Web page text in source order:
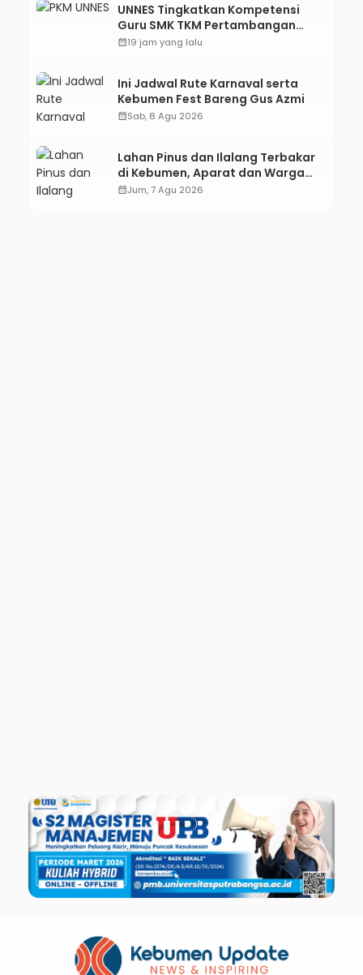
UNNES Tingkatkan Kompetensi
Guru SMK TKM Pertambangan
Kebumen melalui Desain Green
calendar_month19 jam yang lalu
Ini Jadwal Rute Karnaval serta
Kebumen Fest Bareng Gus Azmi
calendar_monthSab, 8 Agu 2026
Lahan Pinus dan Ilalang Terbakar
di Kebumen, Aparat dan Warga
Padamkan Api Secara Manual
calendar_monthJum, 7 Agu 2026